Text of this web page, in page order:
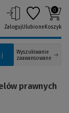
Wyszukiwanie
zaawansowane
ZalogujUlubione
0
Koszyk
prawnych